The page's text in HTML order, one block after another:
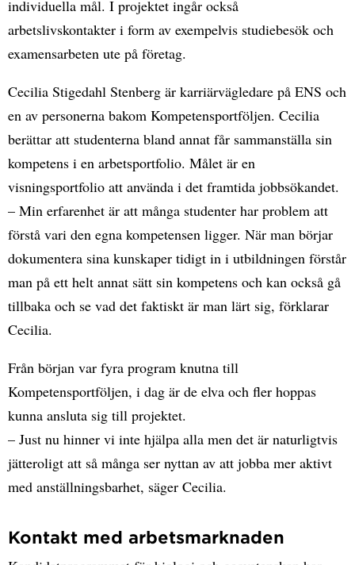
individuella mål. I projektet ingår också
arbetslivskontakter i form av exempelvis studiebesök och
examensarbeten ute på företag.
Cecilia Stigedahl Stenberg är karriärvägledare på ENS och
en av personerna bakom Kompetensportföljen. Cecilia
berättar att studenterna bland annat får sammanställa sin
kompetens i en arbetsportfolio. Målet är en
visningsportfolio att använda i det framtida jobbsökandet.
– Min erfarenhet är att många studenter har problem att
förstå vari den egna kompetensen ligger. När man börjar
dokumentera sina kunskaper tidigt in i utbildningen förstår
man på ett helt annat sätt sin kompetens och kan också gå
tillbaka och se vad det faktiskt är man lärt sig, förklarar
Cecilia.
Från början var fyra program knutna till
Kompetensportföljen, i dag är de elva och fler hoppas
kunna ansluta sig till projektet.
– Just nu hinner vi inte hjälpa alla men det är naturligtvis
jätteroligt att så många ser nyttan av att jobba mer aktivt
med anställningsbarhet, säger Cecilia.
Kontakt med arbetsmarknaden